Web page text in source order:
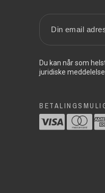
Du kan når som
juridiske meddelelse.